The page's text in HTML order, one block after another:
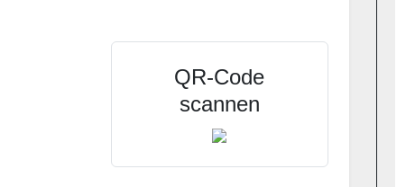
QR-Code
scannen